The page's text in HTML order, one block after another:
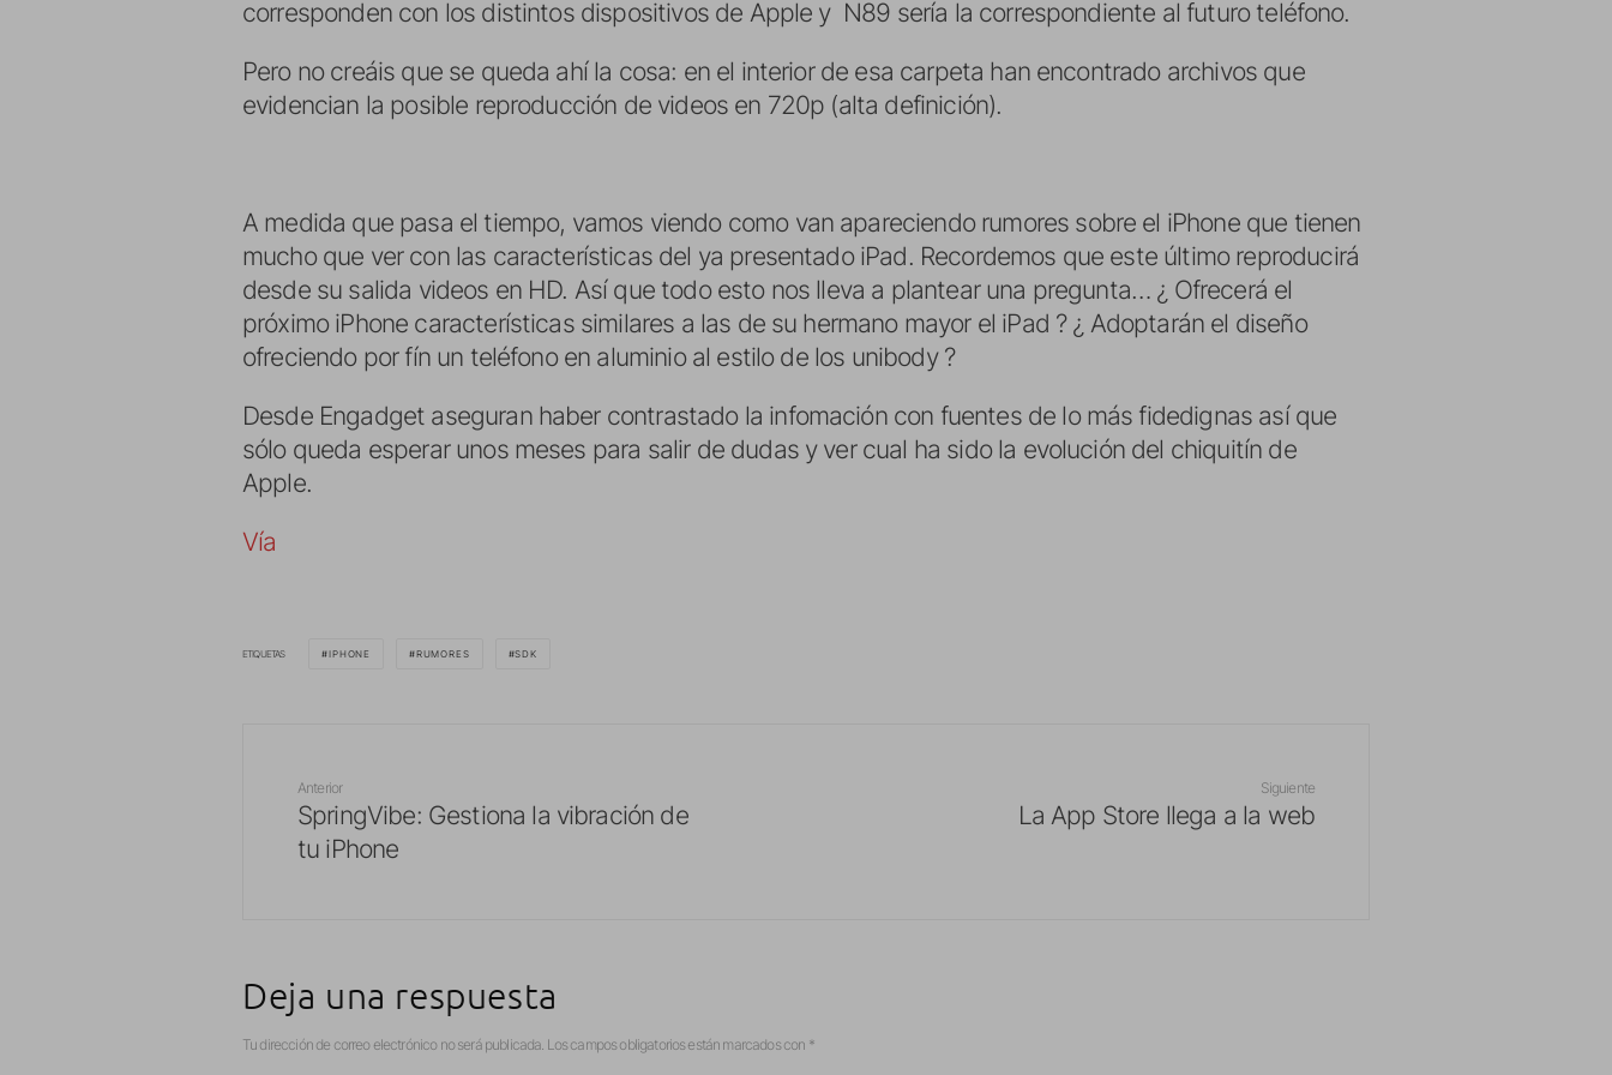
corresponden con los distintos dispositivos de Apple y N89 sería la correspondiente al futuro teléfono.
Pero no creáis que se queda ahí la cosa: en el interior de esa carpeta han encontrado archivos que
evidencian la posible reproducción de videos en 720p (alta definición).
A medida que pasa el tiempo, vamos viendo como van apareciendo rumores sobre el iPhone que tienen
mucho que ver con las características del ya presentado iPad. Recordemos que este último reproducirá
desde su salida videos en HD. Así que todo esto nos lleva a plantear una pregunta… ¿ Ofrecerá el
próximo iPhone características similares a las de su hermano mayor el iPad ? ¿ Adoptarán el diseño
ofreciendo por fín un teléfono en aluminio al estilo de los unibody ?
Desde Engadget aseguran haber contrastado la infomación con fuentes de lo más fidedignas así que
sólo queda esperar unos meses para salir de dudas y ver cual ha sido la evolución del chiquitín de
Apple.
Vía
ETIQUETAS IPHONE RUMORES SDK
Anterior
SpringVibe: Gestiona la vibración de
tu iPhone
Siguiente
La App Store llega a la web
Deja una respuesta
Tu dirección de correo electrónico no será publicada. Los campos obligatorios están marcados con *